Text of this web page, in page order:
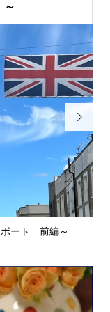
～
ポート 前編～
